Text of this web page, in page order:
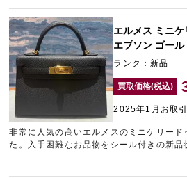
エルメス ミニケ
エプソン ゴー
ランク：新品
買取価格(税込)
2025年1月お取
非常に人気の高いエルメスのミニケリード
た。入手困難なお品物をシール付きの新品
たため、目一杯の金額をご提示させてい